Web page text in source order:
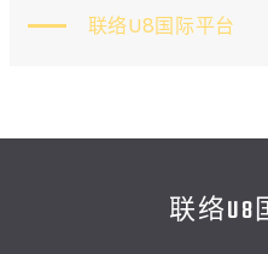
联络U8国际平台
联络U8